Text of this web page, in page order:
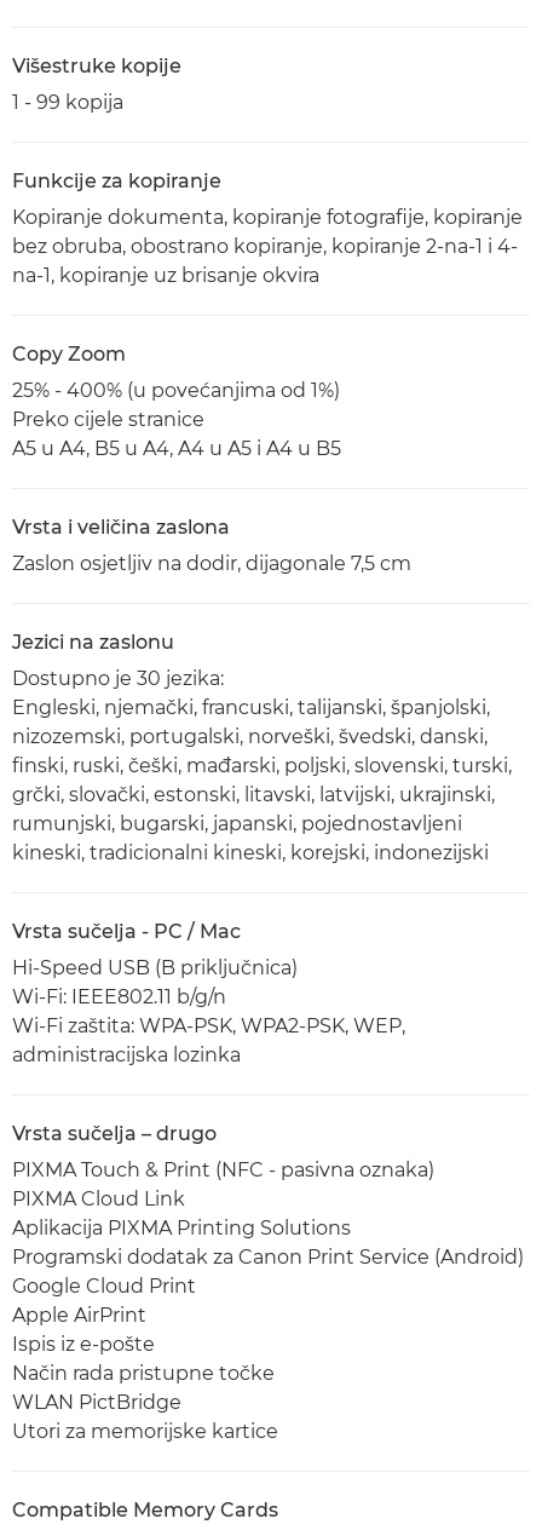
Višestruke kopije
1 - 99 kopija
Funkcije za kopiranje
Kopiranje dokumenta, kopiranje fotografije, kopiranje
bez obruba, obostrano kopiranje, kopiranje 2-na-1 i 4-
na-1, kopiranje uz brisanje okvira
Copy Zoom
25% - 400% (u povećanjima od 1%)
Preko cijele stranice
A5 u A4, B5 u A4, A4 u A5 i A4 u B5
Vrsta i veličina zaslona
Zaslon osjetljiv na dodir, dijagonale 7,5 cm
Jezici na zaslonu
Dostupno je 30 jezika:
Engleski, njemački, francuski, talijanski, španjolski,
nizozemski, portugalski, norveški, švedski, danski,
finski, ruski, češki, mađarski, poljski, slovenski, turski,
grčki, slovački, estonski, litavski, latvijski, ukrajinski,
rumunjski, bugarski, japanski, pojednostavljeni
kineski, tradicionalni kineski, korejski, indonezijski
Vrsta sučelja - PC / Mac
Hi-Speed USB (B priključnica)
Wi-Fi: IEEE802.11 b/g/n
Wi-Fi zaštita: WPA-PSK, WPA2-PSK, WEP,
administracijska lozinka
Vrsta sučelja – drugo
PIXMA Touch & Print (NFC - pasivna oznaka)
PIXMA Cloud Link
Aplikacija PIXMA Printing Solutions
Programski dodatak za Canon Print Service (Android)
Google Cloud Print
Apple AirPrint
Ispis iz e-pošte
Način rada pristupne točke
WLAN PictBridge
Utori za memorijske kartice
Compatible Memory Cards